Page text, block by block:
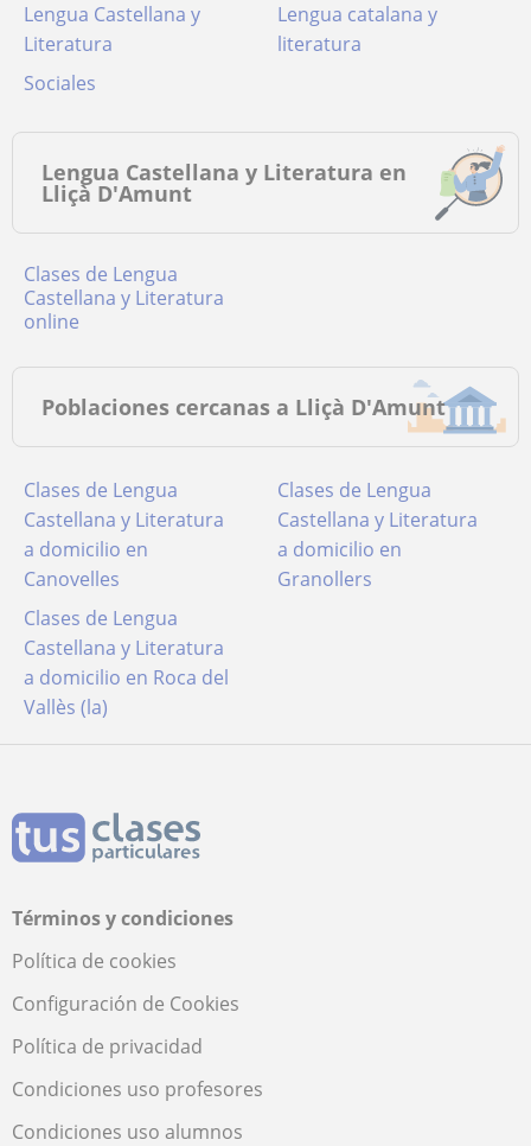
Lengua Castellana y
Literatura
Lengua catalana y
literatura
Sociales
Lengua Castellana y Literatura en
Lliçà D'Amunt
Clases de Lengua
Castellana y Literatura
online
Poblaciones cercanas a Lliçà D'Amunt
Clases de Lengua
Castellana y Literatura
a domicilio en
Canovelles
Clases de Lengua
Castellana y Literatura
a domicilio en
Granollers
Clases de Lengua
Castellana y Literatura
a domicilio en Roca del
Vallès (la)
Términos y condiciones
Política de cookies
Configuración de Cookies
Política de privacidad
Condiciones uso profesores
Condiciones uso alumnos